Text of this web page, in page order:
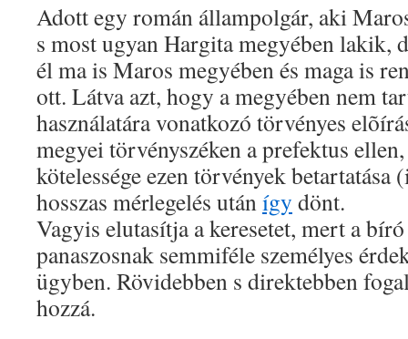
Adott egy román állampolgár, aki
s most ugyan Hargita megyében lakik,
él ma is Maros megyében és maga is
ott. Látva azt, hogy a megyében nem
használatára vonatkozó törvényes
megyei törvényszéken a prefektus
kötelessége ezen törvények betartatása
hosszas mérlegelés utánígy dönt.
Vagyis elutasítja a keresetet, mert a
panaszosnak semmiféle személyes
ügyben. Rövidebben s direktebben
hozzá.